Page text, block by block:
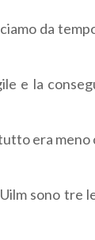
da
e la
era meno
sono tre